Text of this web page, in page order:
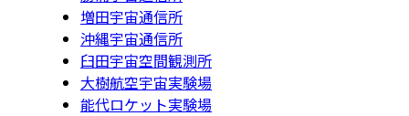
増田宇宙通信所
沖縄宇宙通信所
臼田宇宙空間観測所
大樹航空宇宙実験場
能代ロケット実験場